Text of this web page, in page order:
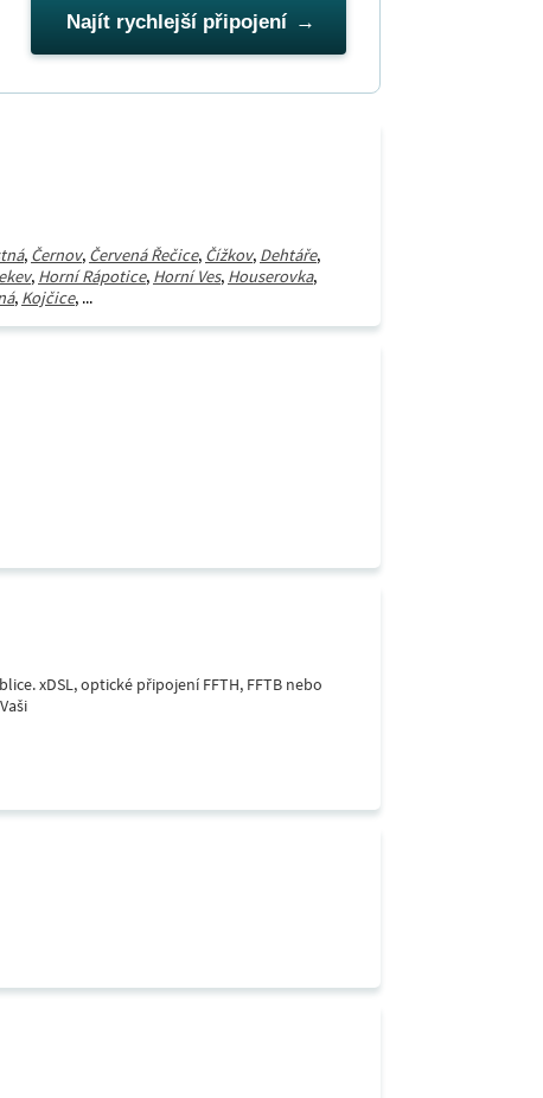
Najít rychlejší připojení
, Černov, Červená Řečice, Čížkov, Dehtáře,
, Horní Rápotice, Horní Ves, Houserovka,
, Kojčice, ...
xDSL, optické připojení FFTH, FFTB nebo